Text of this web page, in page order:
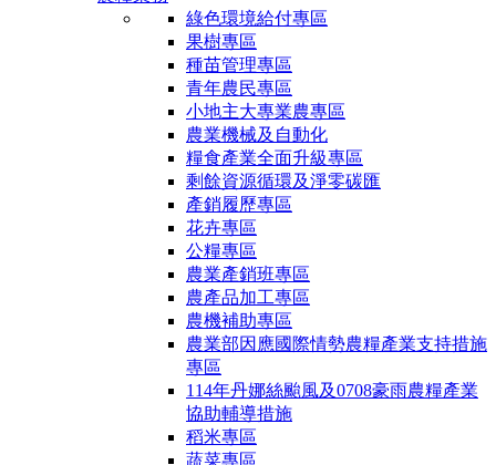
綠色環境給付專區
果樹專區
種苗管理專區
青年農民專區
小地主大專業農專區
農業機械及自動化
糧食產業全面升級專區
剩餘資源循環及淨零碳匯
產銷履歷專區
花卉專區
公糧專區
農業產銷班專區
農產品加工專區
農機補助專區
農業部因應國際情勢農糧產業支持措施
專區
114年丹娜絲颱風及0708豪雨農糧產業
協助輔導措施
稻米專區
蔬菜專區